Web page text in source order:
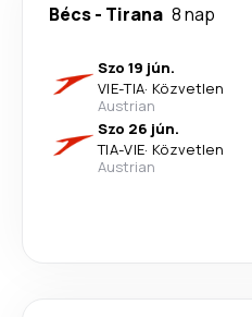
Bécs- Tirana 8 nap
Szo 19 jún.
VIE-TIA· Közvetlen
Austrian
Szo 26 jún.
TIA-VIE· Közvetlen
Austrian